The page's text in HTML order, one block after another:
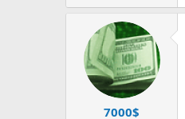
7000$